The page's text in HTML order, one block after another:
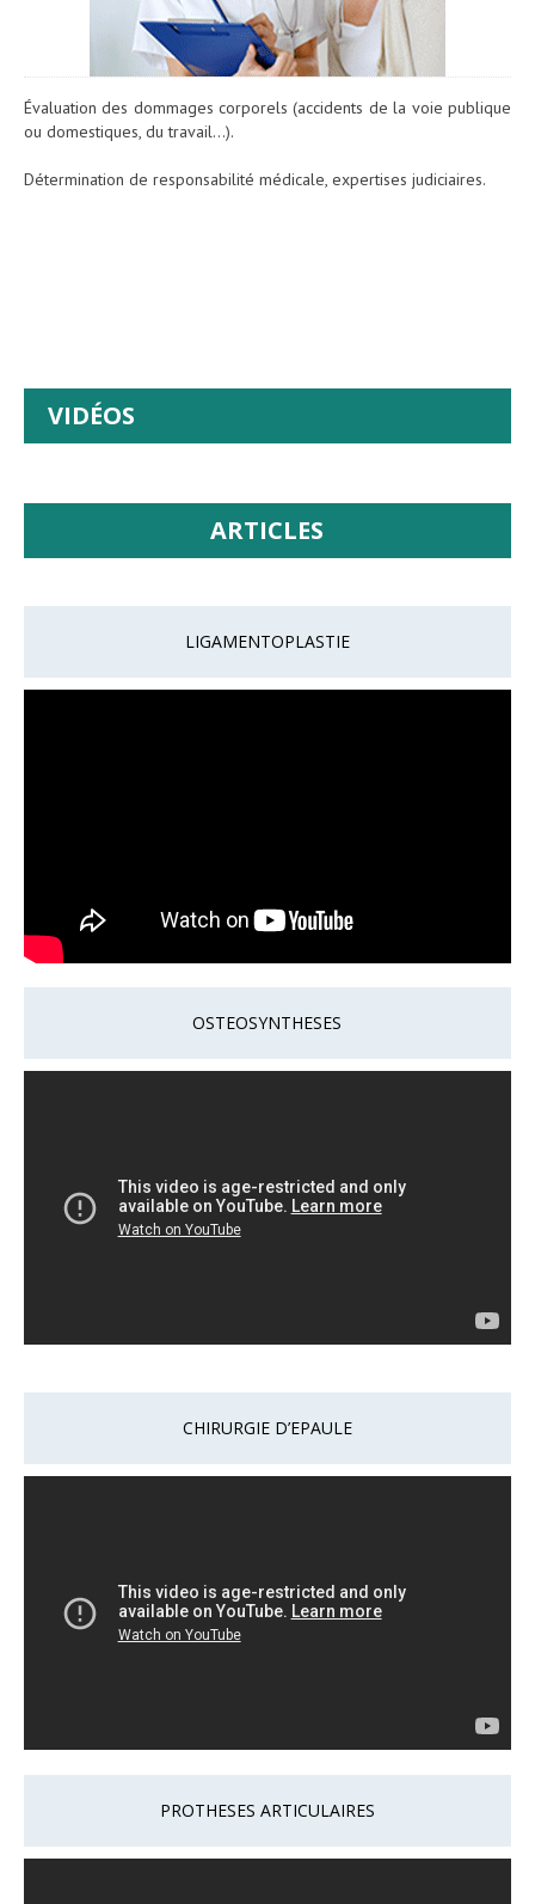
Évaluation des dommages corporels (accidents de la voie publique
ou domestiques, du travail…).
Détermination de responsabilité médicale, expertises judiciaires.
VIDÉOS
ARTICLES
LIGAMENTOPLASTIE
OSTEOSYNTHESES
CHIRURGIE D’EPAULE
PROTHESES ARTICULAIRES